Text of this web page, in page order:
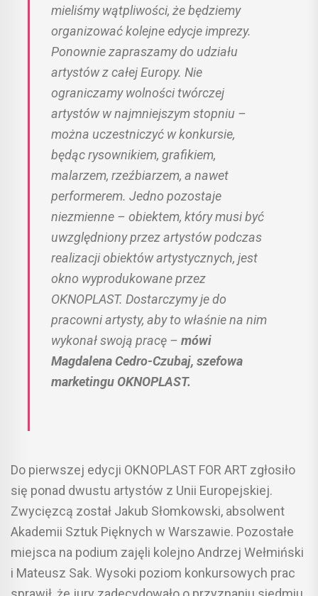
mieliśmy wątpliwości, że będziemy
organizować kolejne edycje imprezy.
Ponownie zapraszamy do udziału
artystów z całej Europy. Nie
ograniczamy wolności twórczej
artystów w najmniejszym stopniu –
można uczestniczyć w konkursie,
będąc rysownikiem, grafikiem,
malarzem, rzeźbiarzem, a nawet
performerem. Jedno pozostaje
niezmienne – obiektem, który musi być
uwzględniony przez artystów podczas
realizacji obiektów artystycznych, jest
okno wyprodukowane przez
OKNOPLAST. Dostarczymy je do
pracowni artysty, aby to właśnie na nim
wykonał swoją pracę – mówi
Magdalena Cedro-Czubaj, szefowa
marketingu OKNOPLAST.
Do pierwszej edycji OKNOPLAST FOR ART zgłosiło
się ponad dwustu artystów z Unii Europejskiej.
Zwycięzcą został Jakub Słomkowski, absolwent
Akademii Sztuk Pięknych w Warszawie. Pozostałe
miejsca na podium zajęli kolejno Andrzej Wełmiński
i Mateusz Sak. Wysoki poziom konkursowych prac